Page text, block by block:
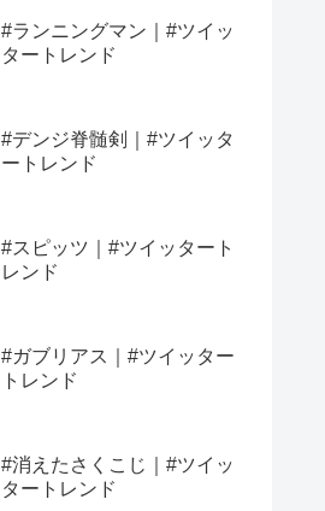
#ランニングマン｜#ツイッ
タートレンド
#デンジ脊髄剣｜#ツイッタ
ートレンド
#スピッツ｜#ツイッタート
レンド
#ガブリアス｜#ツイッター
トレンド
#消えたさくこじ｜#ツイッ
タートレンド